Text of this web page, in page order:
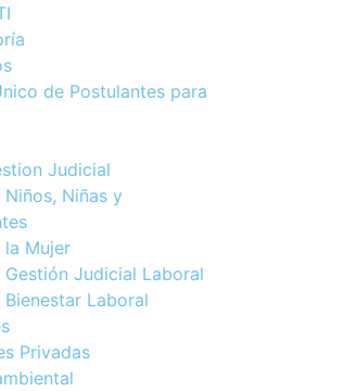
de Postulantes para
Judicial
Niñas y
la Mujer
Gestión Judicial Laboral
Laboral
Privadas